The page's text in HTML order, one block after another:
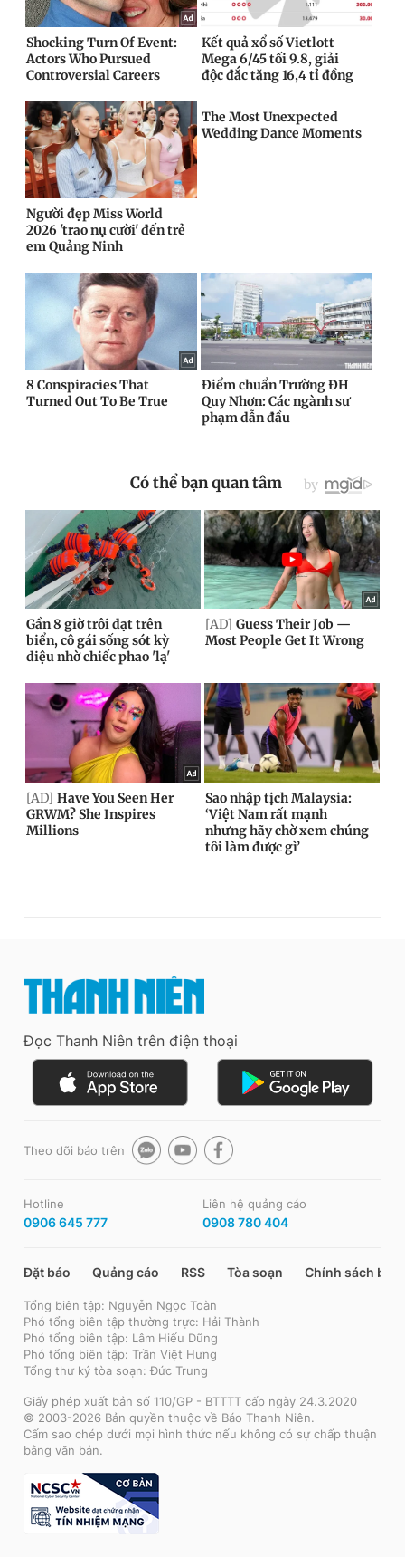
Đọc Thanh Niên trên điện thoại
Theo dõi báo trên
Hotline
0906 645 777
Liên hệ quảng cáo
0908 780 404
Đặt báo Quảng cáo RSS Tòa soạn Chính sách bảo
Tổng biên tập: Nguyễn Ngọc Toàn
Phó tổng biên tập thường trực: Hải Thành
Phó tổng biên tập: Lâm Hiếu Dũng
Phó tổng biên tập: Trần Việt Hưng
Tổng thư ký tòa soạn: Đức Trung
Giấy phép xuất bản số 110/GP - BTTTT cấp ngày 24.3.2020
© 2003-2026 Bản quyền thuộc về Báo Thanh Niên.
Cấm sao chép dưới mọi hình thức nếu không có sự chấp thuận
bằng văn bản.